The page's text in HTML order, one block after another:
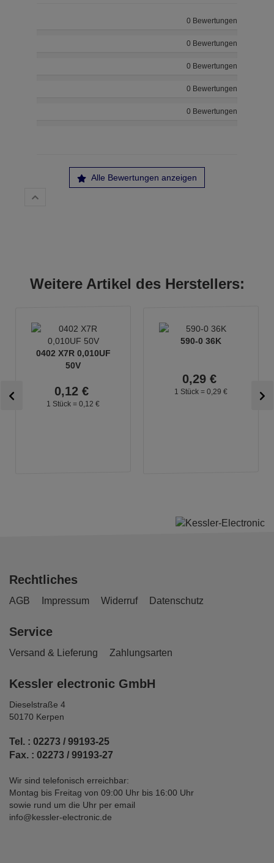
0 Bewertungen
0 Bewertungen
0 Bewertungen
0 Bewertungen
0 Bewertungen
Alle Bewertungen anzeigen
Weitere Artikel des Herstellers:
0402 X7R 0,010UF
50V
0,12 €
1 Stück = 0, 12 €
590-0 36K
0,29 €
1 Stück = 0, 29 €
Rechtliches
AGB Impressum Widerruf Datenschutz
Service
Versand & Lieferung Zahlungsarten
Kessler electronic GmbH
Dieselstraße 4
50170 Kerpen
Tel. : 02273 / 99193-25
Fax. : 02273 / 99193-27
Wir sind telefonisch erreichbar:
Montag bis Freitag von 09:00 Uhr bis 16:00 Uhr
sowie rund um die Uhr per email
info@kessler-electronic.de